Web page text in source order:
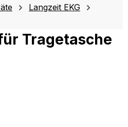
Langzeit EKG
Tragetasche